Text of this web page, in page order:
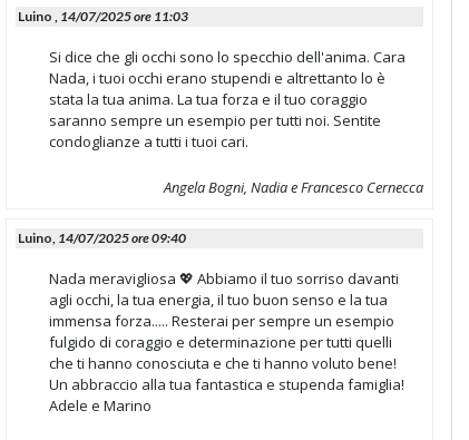
Luino , 14/07/2025 ore 11:03
Si dice che gli occhi sono lo specchio dell'anima. Cara
Nada, i tuoi occhi erano stupendi e altrettanto lo è
stata la tua anima. La tua forza e il tuo coraggio
saranno sempre un esempio per tutti noi. Sentite
condoglianze a tutti i tuoi cari.
Angela Bogni, Nadia e Francesco Cernecca
Luino, 14/07/2025 ore 09:40
Nada meravigliosa 💖 Abbiamo il tuo sorriso davanti
agli occhi, la tua energia, il tuo buon senso e la tua
immensa forza..... Resterai per sempre un esempio
fulgido di coraggio e determinazione per tutti quelli
che ti hanno conosciuta e che ti hanno voluto bene!
Un abbraccio alla tua fantastica e stupenda famiglia!
Adele e Marino